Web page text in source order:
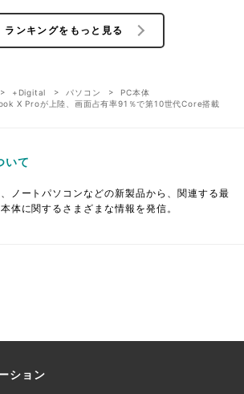
ランキングをもっと見る
+Digital パソコン
PC本体
X Proが上陸、画面占有率91％で第10世代Core搭載
いて
ノートパソコンなどの新製品から、関連する最
体に関するさまざまな情報を発信。
ション